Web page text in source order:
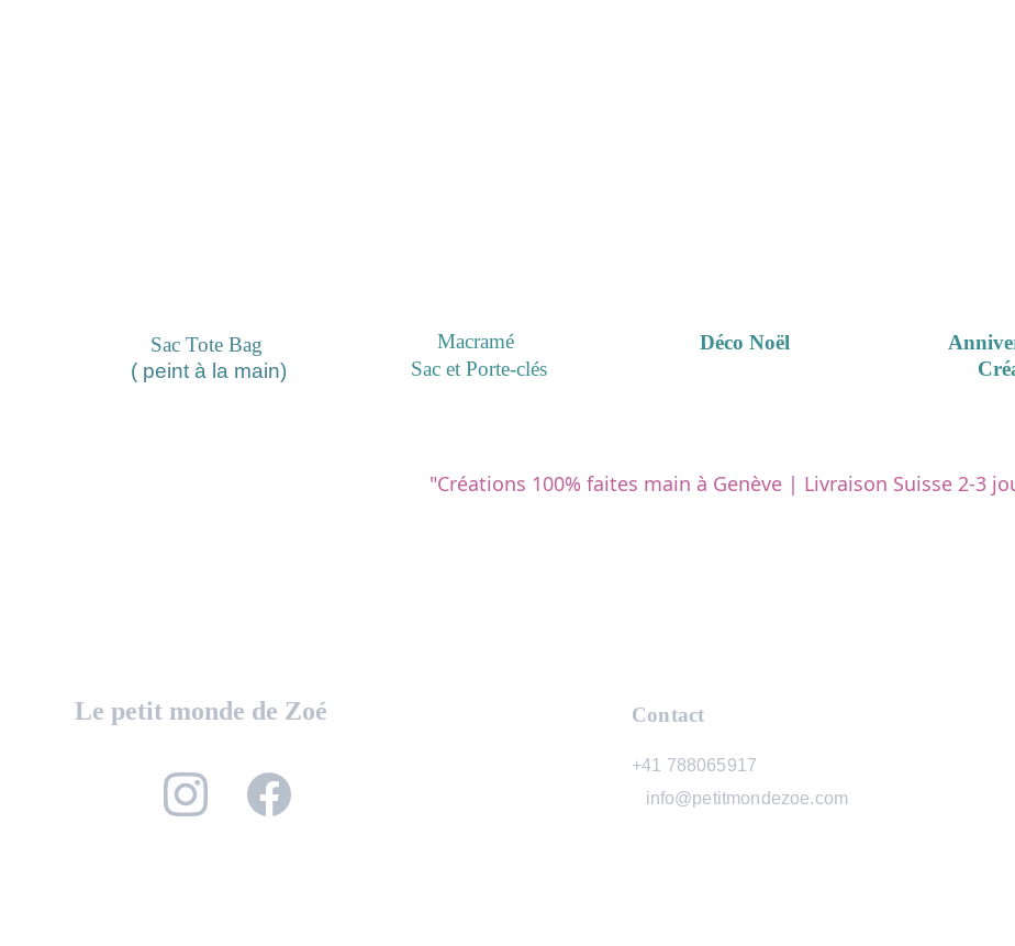
Sac Tote Bag
( peint à la main)
Macramé Déco Noël
Sac et Porte-clés
"Créations 100% faites main à Genève | Livraison Suisse 2-3
Le petit monde de Zoé Contact
   info@petitmondezoe.com
+41 788065917